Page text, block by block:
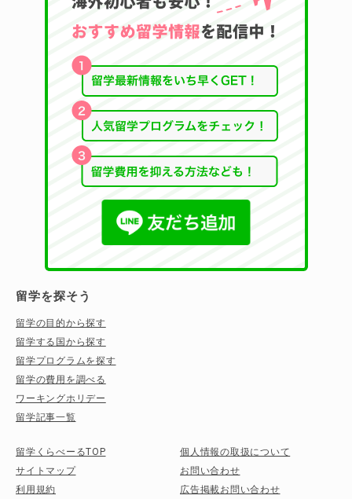
留学を探そう
留学の目的から探す
留学する国から探す
留学プログラムを探す
留学の費用を調べる
ワーキングホリデー
留学記事一覧
留学くらべーるTOP
サイトマップ
利用規約
個人情報の取扱について
お問い合わせ
広告掲載お問い合わせ